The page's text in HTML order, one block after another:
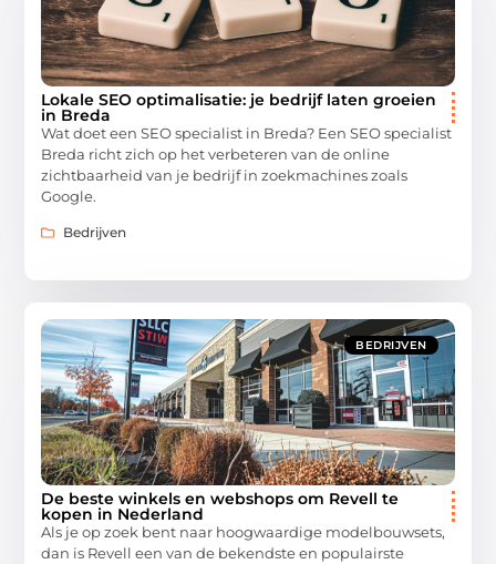
Lokale SEO optimalisatie: je bedrijf laten groeien
in Breda
Wat doet een SEO specialist in Breda? Een SEO specialist
Breda richt zich op het verbeteren van de online
zichtbaarheid van je bedrijf in zoekmachines zoals
Google.
Bedrijven
BEDRIJVEN
De beste winkels en webshops om Revell te
kopen in Nederland
Als je op zoek bent naar hoogwaardige modelbouwsets,
dan is Revell een van de bekendste en populairste